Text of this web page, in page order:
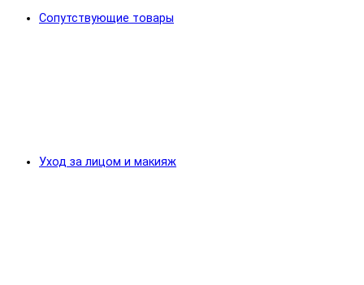
Сопутствующие товары
Уход за лицом и макияж